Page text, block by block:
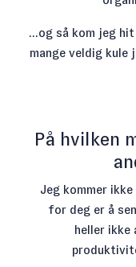
...og så kom jeg hit
mange veldig kule
På hvilken
Jeg kommer
for deg er å
heller ikke